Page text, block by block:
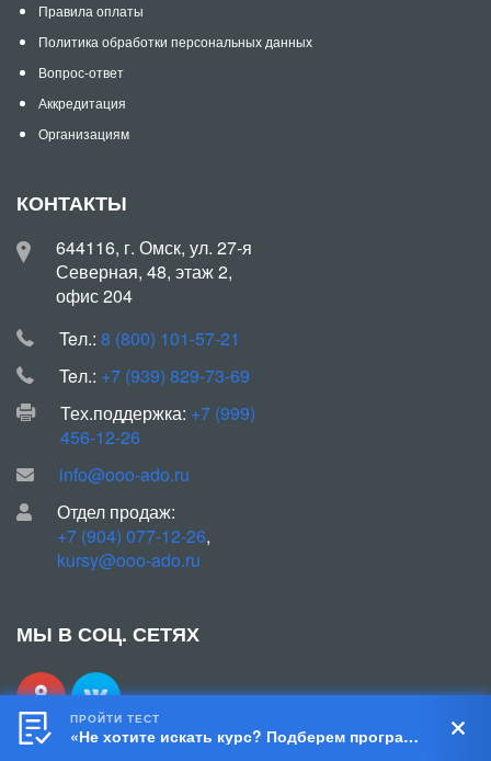
Правила оплаты
Политика обработки персональных данных
Вопрос-ответ
Аккредитация
Организациям
КОНТАКТЫ
644116, г. Омск, ул. 27-я
Северная, 48, этаж 2,
офис 204
Teл.: 8 (800) 101-57-21
Teл.: +7 (939) 829-73-69
Тех.поддержка: +7 (999)
456-12-26
info@ooo-ado.ru
Отдел продаж:
+7 (904) 077-12-26,
kursy@ooo-ado.ru
МЫ В СОЦ. СЕТЯХ
ПРОЙТИ ТЕСТ
«Не хотите искать курс? Подберем программу за 5 шагов!»